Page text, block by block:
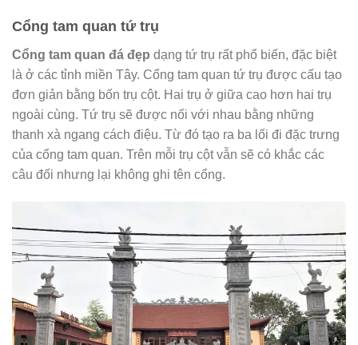
Cổng tam quan tứ trụ
Cổng tam quan đá đẹp dạng tứ trụ rất phổ biến, đặc biệt
là ở các tỉnh miền Tây. Cổng tam quan tứ trụ được cấu tạo
đơn giản bằng bốn trụ cột. Hai trụ ở giữa cao hơn hai trụ
ngoài cùng. Tứ trụ sẽ được nối với nhau bằng những
thanh xà ngang cách điệu. Từ đó tạo ra ba lối đi đặc trưng
của cổng tam quan. Trên mỗi trụ cột vẫn sẽ có khắc các
câu đối nhưng lại không ghi tên cổng.